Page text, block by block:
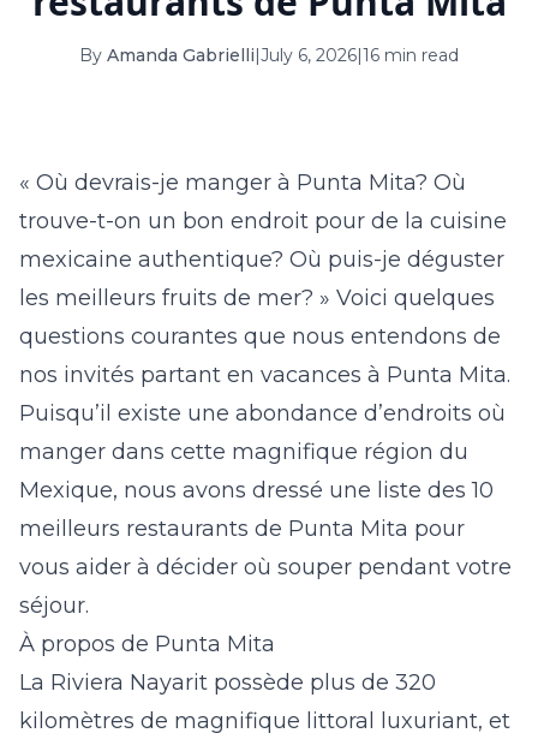
16 17 18 19 20 21 22
27 28
September 2026
S M T W T F S
1 2 3 4 5
13 14 15 16 17 18 19
27 28 29 30
By Amanda Gabrielli|July 6, 2026|16 min read
« Où devrais-je manger à Punta Mita? Où
trouve-t-on un bon endroit pour de la cuisine
mexicaine authentique? Où puis-je déguster
les meilleurs fruits de mer? » Voici quelques
questions courantes que nous entendons de
nos invités partant en vacances à Punta Mita.
Puisqu’il existe une abondance d’endroits où
manger dans cette magnifique région du
Mexique, nous avons dressé une liste des 10
meilleurs restaurants de Punta Mita pour
vous aider à décider où souper pendant votre
séjour.
À propos de Punta Mita
La Riviera Nayarit possède plus de 320
kilomètres de magnifique littoral luxuriant, et